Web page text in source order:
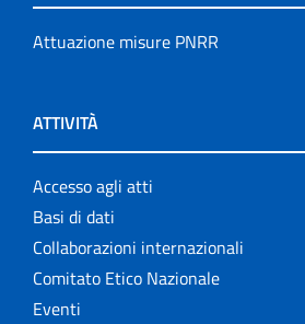
Attuazione misure PNRR
ATTIVITÀ
Accesso agli atti
Basi di dati
Collaborazioni internazionali
Comitato Etico Nazionale
Eventi